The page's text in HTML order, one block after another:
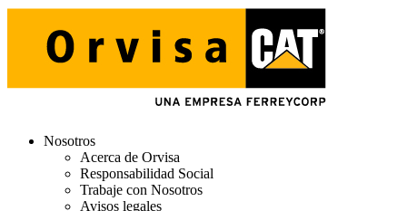
Nosotros
Acerca de Orvisa
Responsabilidad Social
Trabaje con Nosotros
Avisos legales